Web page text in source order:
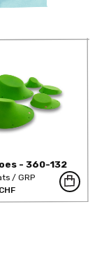
- 360-132
GRP